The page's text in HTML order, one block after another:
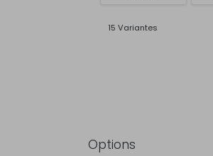
15 Variantes
Options